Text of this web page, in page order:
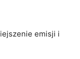
emisji i